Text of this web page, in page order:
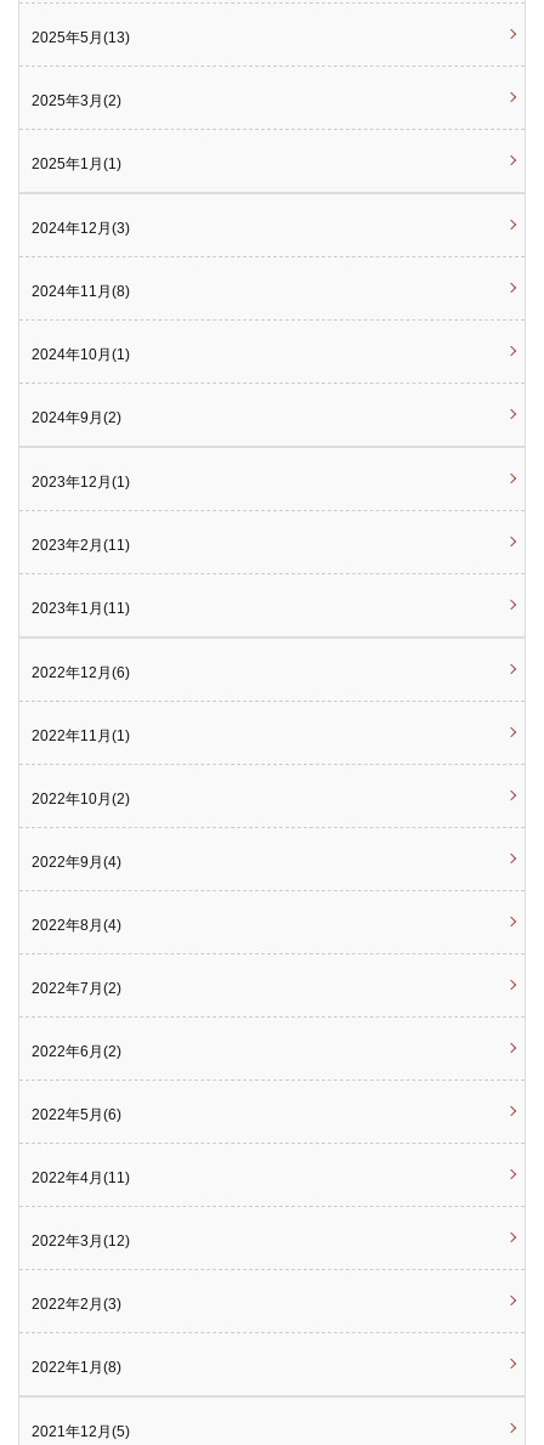
2025年5月(13)
2025年3月(2)
2025年1月(1)
2024年12月(3)
2024年11月(8)
2024年10月(1)
2024年9月(2)
2023年12月(1)
2023年2月(11)
2023年1月(11)
2022年12月(6)
2022年11月(1)
2022年10月(2)
2022年9月(4)
2022年8月(4)
2022年7月(2)
2022年6月(2)
2022年5月(6)
2022年4月(11)
2022年3月(12)
2022年2月(3)
2022年1月(8)
2021年12月(5)